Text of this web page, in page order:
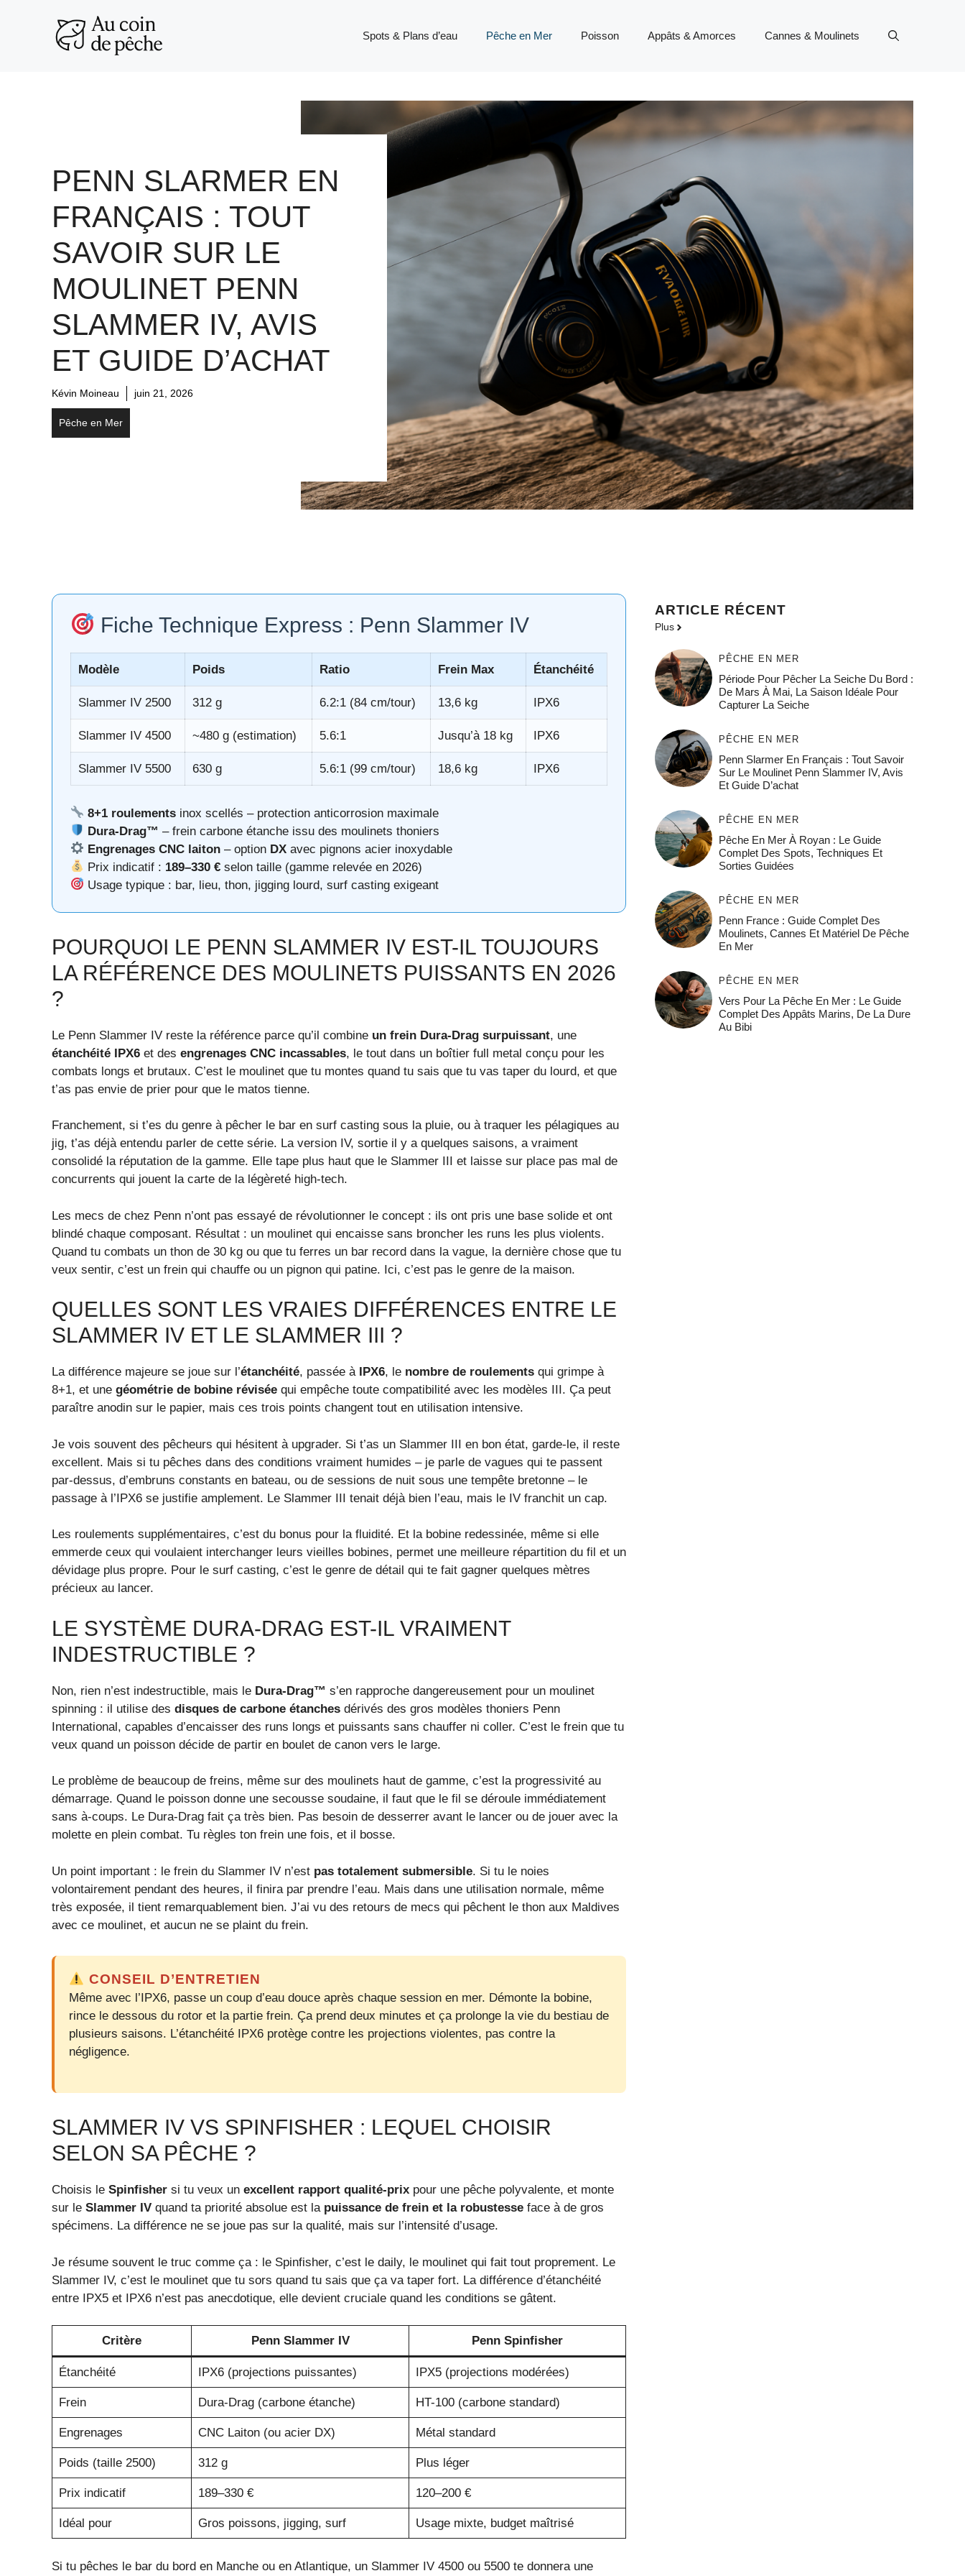
Spots & Plans d’eau Pêche en Mer Poisson Appâts & Amorces Cannes & Moulinets
PENN SLARMER EN
FRANÇAIS : TOUT
SAVOIR SUR LE
MOULINET PENN
SLAMMER IV, AVIS
ET GUIDE D’ACHAT
Kévin Moineau juin 21, 2026
Pêche en Mer
Fiche Technique Express : Penn Slammer IV
Modèle Poids Ratio Frein Max Étanchéité
Slammer IV 2500 312 g 6.2:1 (84 cm/tour) 13,6 kg IPX6
Slammer IV 4500 ~480 g (estimation) 5.6:1 Jusqu’à 18 kg IPX6
Slammer IV 5500 630 g 5.6:1 (99 cm/tour) 18,6 kg IPX6
8+1 roulements inox scellés – protection anticorrosion maximale
Dura-Drag™ – frein carbone étanche issu des moulinets thoniers
Engrenages CNC laiton – option DX avec pignons acier inoxydable
Prix indicatif : 189–330 € selon taille (gamme relevée en 2026)
Usage typique : bar, lieu, thon, jigging lourd, surf casting exigeant
POURQUOI LE PENN SLAMMER IV EST-IL TOUJOURS
LA RÉFÉRENCE DES MOULINETS PUISSANTS EN 2026
?
Le Penn Slammer IV reste la référence parce qu’il combine un frein Dura-Drag surpuissant, une
étanchéité IPX6 et des engrenages CNC incassables, le tout dans un boîtier full metal conçu pour les
combats longs et brutaux. C’est le moulinet que tu montes quand tu sais que tu vas taper du lourd, et que
t’as pas envie de prier pour que le matos tienne.
Franchement, si t’es du genre à pêcher le bar en surf casting sous la pluie, ou à traquer les pélagiques au
jig, t’as déjà entendu parler de cette série. La version IV, sortie il y a quelques saisons, a vraiment
consolidé la réputation de la gamme. Elle tape plus haut que le Slammer III et laisse sur place pas mal de
concurrents qui jouent la carte de la légèreté high-tech.
Les mecs de chez Penn n’ont pas essayé de révolutionner le concept : ils ont pris une base solide et ont
blindé chaque composant. Résultat : un moulinet qui encaisse sans broncher les runs les plus violents.
Quand tu combats un thon de 30 kg ou que tu ferres un bar record dans la vague, la dernière chose que tu
veux sentir, c’est un frein qui chauffe ou un pignon qui patine. Ici, c’est pas le genre de la maison.
QUELLES SONT LES VRAIES DIFFÉRENCES ENTRE LE
SLAMMER IV ET LE SLAMMER III ?
La différence majeure se joue sur l’étanchéité, passée à IPX6, le nombre de roulements qui grimpe à
8+1, et une géométrie de bobine révisée qui empêche toute compatibilité avec les modèles III. Ça peut
paraître anodin sur le papier, mais ces trois points changent tout en utilisation intensive.
Je vois souvent des pêcheurs qui hésitent à upgrader. Si t’as un Slammer III en bon état, garde-le, il reste
excellent. Mais si tu pêches dans des conditions vraiment humides – je parle de vagues qui te passent
par-dessus, d’embruns constants en bateau, ou de sessions de nuit sous une tempête bretonne – le
passage à l’IPX6 se justifie amplement. Le Slammer III tenait déjà bien l’eau, mais le IV franchit un cap.
Les roulements supplémentaires, c’est du bonus pour la fluidité. Et la bobine redessinée, même si elle
emmerde ceux qui voulaient interchanger leurs vieilles bobines, permet une meilleure répartition du fil et un
dévidage plus propre. Pour le surf casting, c’est le genre de détail qui te fait gagner quelques mètres
précieux au lancer.
LE SYSTÈME DURA-DRAG EST-IL VRAIMENT
INDESTRUCTIBLE ?
Non, rien n’est indestructible, mais le Dura-Drag™ s’en rapproche dangereusement pour un moulinet
spinning : il utilise des disques de carbone étanches dérivés des gros modèles thoniers Penn
International, capables d’encaisser des runs longs et puissants sans chauffer ni coller. C’est le frein que tu
veux quand un poisson décide de partir en boulet de canon vers le large.
Le problème de beaucoup de freins, même sur des moulinets haut de gamme, c’est la progressivité au
démarrage. Quand le poisson donne une secousse soudaine, il faut que le fil se déroule immédiatement
sans à-coups. Le Dura-Drag fait ça très bien. Pas besoin de desserrer avant le lancer ou de jouer avec la
molette en plein combat. Tu règles ton frein une fois, et il bosse.
Un point important : le frein du Slammer IV n’est pas totalement submersible. Si tu le noies
volontairement pendant des heures, il finira par prendre l’eau. Mais dans une utilisation normale, même
très exposée, il tient remarquablement bien. J’ai vu des retours de mecs qui pêchent le thon aux Maldives
avec ce moulinet, et aucun ne se plaint du frein.
CONSEIL D’ENTRETIEN
Même avec l’IPX6, passe un coup d’eau douce après chaque session en mer. Démonte la bobine,
rince le dessous du rotor et la partie frein. Ça prend deux minutes et ça prolonge la vie du bestiau de
plusieurs saisons. L’étanchéité IPX6 protège contre les projections violentes, pas contre la
négligence.
SLAMMER IV VS SPINFISHER : LEQUEL CHOISIR
SELON SA PÊCHE ?
Choisis le Spinfisher si tu veux un excellent rapport qualité-prix pour une pêche polyvalente, et monte
sur le Slammer IV quand ta priorité absolue est la puissance de frein et la robustesse face à de gros
spécimens. La différence ne se joue pas sur la qualité, mais sur l’intensité d’usage.
Je résume souvent le truc comme ça : le Spinfisher, c’est le daily, le moulinet qui fait tout proprement. Le
Slammer IV, c’est le moulinet que tu sors quand tu sais que ça va taper fort. La différence d’étanchéité
entre IPX5 et IPX6 n’est pas anecdotique, elle devient cruciale quand les conditions se gâtent.
Critère Penn Slammer IV Penn Spinfisher
Étanchéité IPX6 (projections puissantes) IPX5 (projections modérées)
Frein Dura-Drag (carbone étanche) HT-100 (carbone standard)
Engrenages CNC Laiton (ou acier DX) Métal standard
Poids (taille 2500) 312 g Plus léger
Prix indicatif 189–330 € 120–200 €
Idéal pour Gros poissons, jigging, surf Usage mixte, budget maîtrisé
Si tu pêches le bar du bord en Manche ou en Atlantique, un Slammer IV 4500 ou 5500 te donnera une
ARTICLE RÉCENT
Plus
PÊCHE EN MER
Période Pour Pêcher La Seiche Du Bord :
De Mars À Mai, La Saison Idéale Pour
Capturer La Seiche
PÊCHE EN MER
Penn Slarmer En Français : Tout Savoir
Sur Le Moulinet Penn Slammer IV, Avis
Et Guide D’achat
PÊCHE EN MER
Pêche En Mer À Royan : Le Guide
Complet Des Spots, Techniques Et
Sorties Guidées
PÊCHE EN MER
Penn France : Guide Complet Des
Moulinets, Cannes Et Matériel De Pêche
En Mer
PÊCHE EN MER
Vers Pour La Pêche En Mer : Le Guide
Complet Des Appâts Marins, De La Dure
Au Bibi